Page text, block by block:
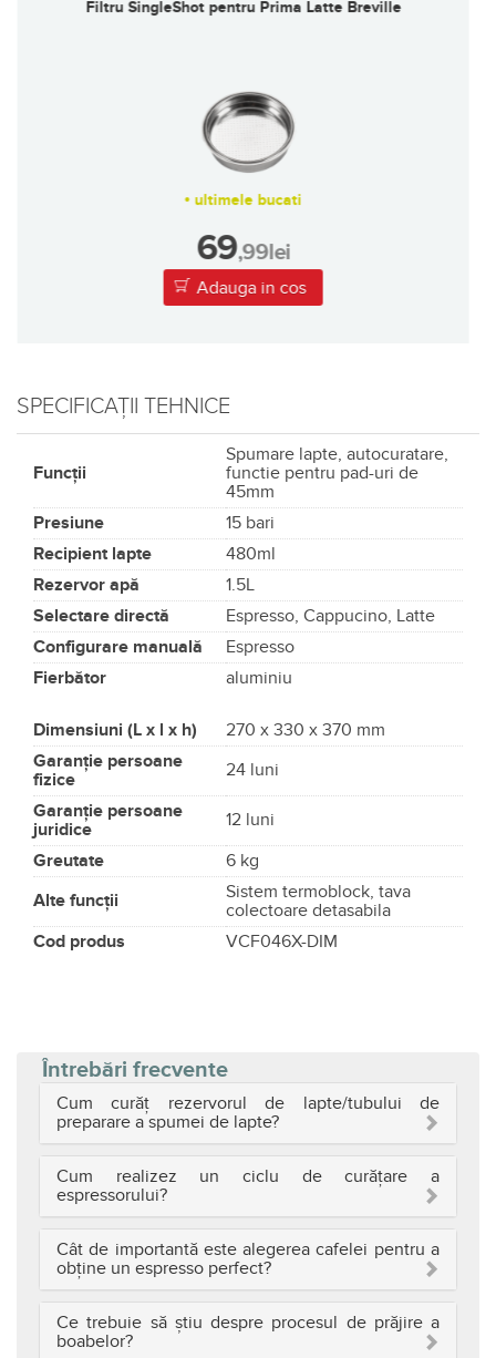
Filtru DoubleShot pentru Prima Latte Breville
•in stoc
69,99lei
Adauga in cos
SPECIFICAȚII TEHNICE
Funcții
Spumare lapte, autocuratare,
functie pentru pad-uri de
45mm
Presiune
15 bari
Recipient lapte
480ml
Rezervor apă
1.5L
Selectare directă
Espresso, Cappucino, Latte
Configurare manuală
Espresso
Fierbător
aluminiu
Dimensiuni (L x l x h)
270 x 330 x 370 mm
Garanție persoane
fizice
24 luni
Garanție persoane
juridice
12 luni
Greutate
6 kg
Alte funcții
Sistem termoblock, tava
colectoare detasabila
Cod produs
VCF046X-DIM
Întrebări frecvente
Cum curăț rezervorul de lapte/tubului de
preparare a spumei de lapte?
Cum realizez un ciclu de curățare a
espressorului?
Cât de importantă este alegerea cafelei pentru a
obține un espresso perfect?
Ce trebuie să știu despre procesul de prăjire a
boabelor?